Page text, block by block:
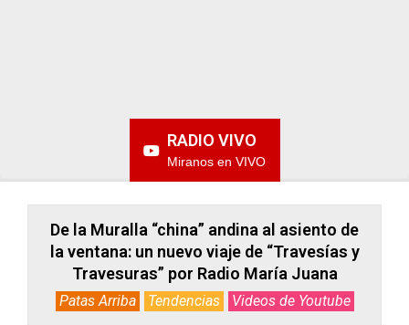
RADIO VIVO
Miranos en VIVO
De la Muralla “china” andina al asiento de
la ventana: un nuevo viaje de “Travesías y
Travesuras” por Radio María Juana
Patas Arriba Tendencias Videos de Youtube